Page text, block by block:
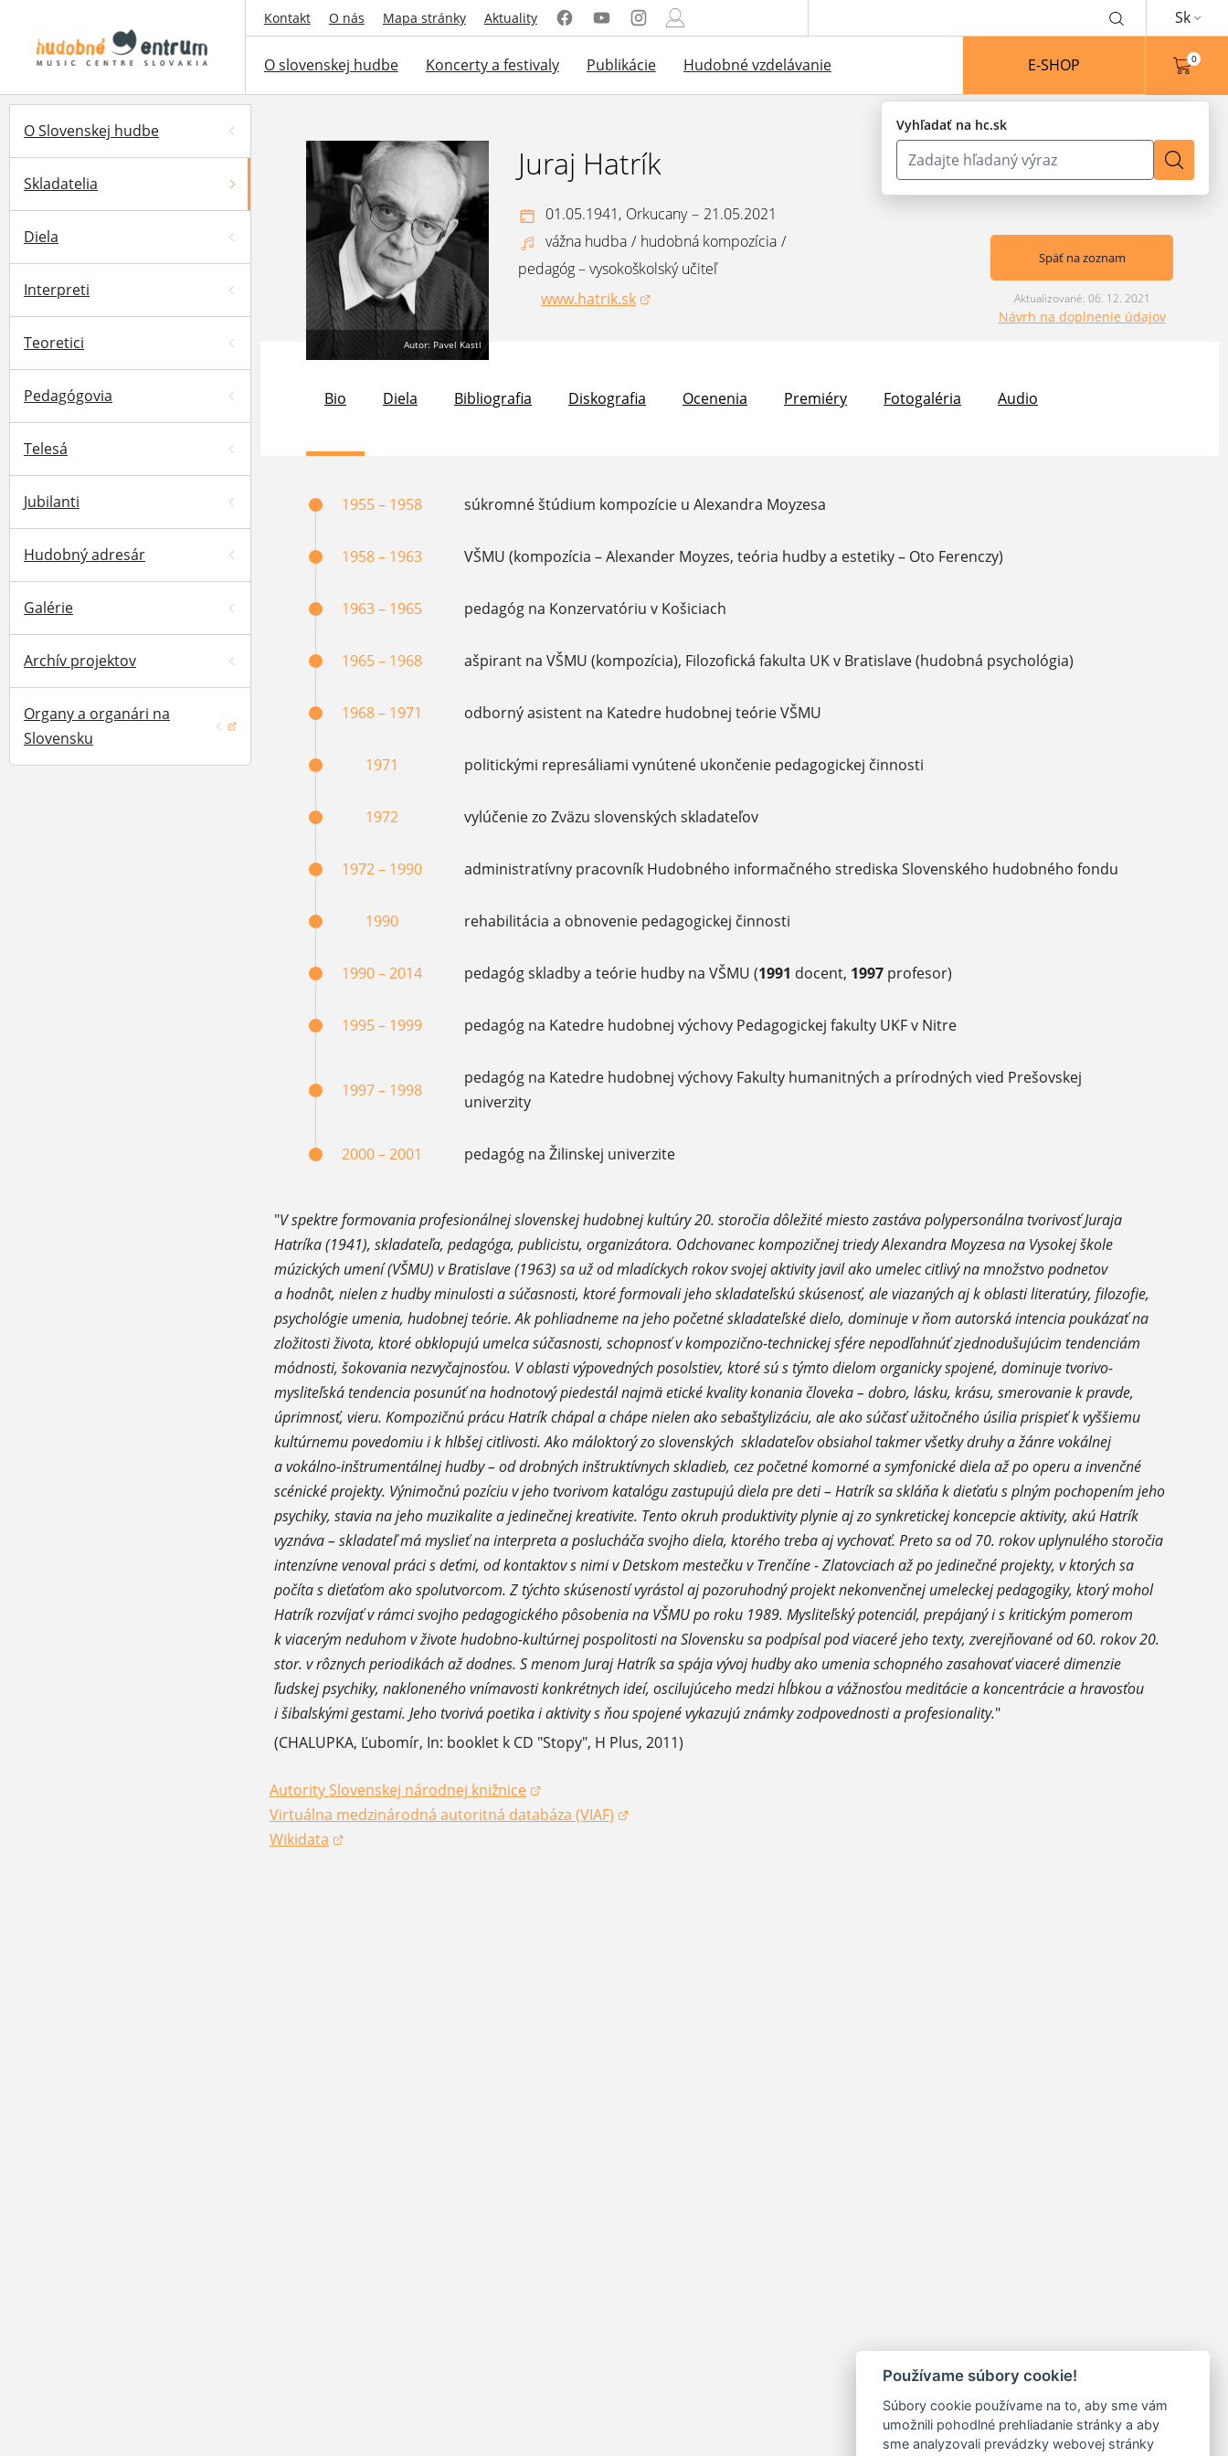
Kontakt O nás Mapa stránky Aktuality
Vyhľadať na hc.sk
Sk
O slovenskej hudbe Koncerty a festivaly Publikácie Hudobné vzdelávanie E-SHOP 0
O Slovenskej hudbe
Skladatelia
Diela
Interpreti
Teoretici
Pedagógovia
Telesá
Jubilanti
Hudobný adresár
Galérie
Archív projektov
Organy a organári na
Slovensku
(otvorí sa v novom okne)
Autor: Pavel Kastl
Juraj Hatrík
01.05.1941, Orkucany – 21.05.2021
vážna hudba / hudobná kompozícia /
pedagóg – vysokoškolský učiteľ
www.hatrik.sk
(otvorí sa v novom okne)
Späť na zoznam
Aktualizované: 06. 12. 2021
Návrh na doplnenie údajov
Bio Diela Bibliografia Diskografia Ocenenia Premiéry Fotogaléria Audio
1955 – 1958 súkromné štúdium kompozície u Alexandra Moyzesa
1958 – 1963 VŠMU (kompozícia – Alexander Moyzes, teória hudby a estetiky – Oto Ferenczy)
1963 – 1965 pedagóg na Konzervatóriu v Košiciach
1965 – 1968 ašpirant na VŠMU (kompozícia), Filozofická fakulta UK v Bratislave (hudobná psychológia)
1968 – 1971 odborný asistent na Katedre hudobnej teórie VŠMU
1971 politickými represáliami vynútené ukončenie pedagogickej činnosti
1972 vylúčenie zo Zväzu slovenských skladateľov
1972 – 1990 administratívny pracovník Hudobného informačného strediska Slovenského hudobného fondu
1990 rehabilitácia a obnovenie pedagogickej činnosti
1990 – 2014 pedagóg skladby a teórie hudby na VŠMU (1991 docent, 1997 profesor)
1995 – 1999 pedagóg na Katedre hudobnej výchovy Pedagogickej fakulty UKF v Nitre
1997 – 1998
pedagóg na Katedre hudobnej výchovy Fakulty humanitných a prírodných vied Prešovskej
univerzity
2000 – 2001 pedagóg na Žilinskej univerzite
"V spektre formovania profesionálnej slovenskej hudobnej kultúry 20. storočia dôležité miesto zastáva polypersonálna tvorivosť Juraja
Hatríka (1941), skladateľa, pedagóga, publicistu, organizátora. Odchovanec kompozičnej triedy Alexandra Moyzesa na Vysokej škole
múzických umení (VŠMU) v Bratislave (1963) sa už od mladíckych rokov svojej aktivity javil ako umelec citlivý na množstvo podnetov
a hodnôt, nielen z hudby minulosti a súčasnosti, ktoré formovali jeho skladateľskú skúsenosť, ale viazaných aj k oblasti literatúry, filozofie,
psychológie umenia, hudobnej teórie. Ak pohliadneme na jeho početné skladateľské dielo, dominuje v ňom autorská intencia poukázať na
zložitosti života, ktoré obklopujú umelca súčasnosti, schopnosť v kompozično-technickej sfére nepodľahnúť zjednodušujúcim tendenciám
módnosti, šokovania nezvyčajnosťou. V oblasti výpovedných posolstiev, ktoré sú s týmto dielom organicky spojené, dominuje tvorivo-
mysliteľská tendencia posunúť na hodnotový piedestál najmä etické kvality konania človeka – dobro, lásku, krásu, smerovanie k pravde,
úprimnosť, vieru. Kompozičnú prácu Hatrík chápal a chápe nielen ako sebaštylizáciu, ale ako súčasť užitočného úsilia prispieť k vyššiemu
kultúrnemu povedomiu i k hlbšej citlivosti. Ako máloktorý zo slovenských skladateľov obsiahol takmer všetky druhy a žánre vokálnej
a vokálno-inštrumentálnej hudby – od drobných inštruktívnych skladieb, cez početné komorné a symfonické diela až po operu a invenčné
scénické projekty. Výnimočnú pozíciu v jeho tvorivom katalógu zastupujú diela pre deti – Hatrík sa skláňa k dieťaťu s plným pochopením jeho
psychiky, stavia na jeho muzikalite a jedinečnej kreativite. Tento okruh produktivity plynie aj zo synkretickej koncepcie aktivity, akú Hatrík
vyznáva – skladateľ má myslieť na interpreta a poslucháča svojho diela, ktorého treba aj vychovať. Preto sa od 70. rokov uplynulého storočia
intenzívne venoval práci s deťmi, od kontaktov s nimi v Detskom mestečku v Trenčíne - Zlatovciach až po jedinečné projekty, v ktorých sa
počíta s dieťaťom ako spolutvorcom. Z týchto skúseností vyrástol aj pozoruhodný projekt nekonvenčnej umeleckej pedagogiky, ktorý mohol
Hatrík rozvíjať v rámci svojho pedagogického pôsobenia na VŠMU po roku 1989. Mysliteľský potenciál, prepájaný i s kritickým pomerom
k viacerým neduhom v živote hudobno-kultúrnej pospolitosti na Slovensku sa podpísal pod viaceré jeho texty, zverejňované od 60. rokov 20.
stor. v rôznych periodikách až dodnes. S menom Juraj Hatrík sa spája vývoj hudby ako umenia schopného zasahovať viaceré dimenzie
ľudskej psychiky, nakloneného vnímavosti konkrétnych ideí, oscilujúceho medzi hĺbkou a vážnosťou meditácie a koncentrácie a hravosťou
i šibalskými gestami. Jeho tvorivá poetika i aktivity s ňou spojené vykazujú známky zodpovednosti a profesionality."
(CHALUPKA, Ľubomír, In: booklet k CD "Stopy", H Plus, 2011)
Autority Slovenskej národnej knižnice
(otvorí sa v novom okne)
Virtuálna medzinárodná autoritná databáza (VIAF)
(otvorí sa v novom okne)
Wikidata
(otvorí sa v novom okne)
Používame súbory cookie!
Súbory cookie používame na to, aby sme vám
umožnili pohodlné prehliadanie stránky a aby
sme analyzovali prevádzky webovej stránky